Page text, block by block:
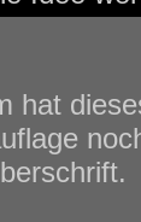
hat